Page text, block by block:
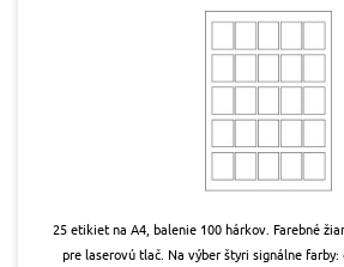
25 etikiet na A4, balenie 100 hárkov. Farebné
pre laserovú tlač. Na výber štyri signálne farby: